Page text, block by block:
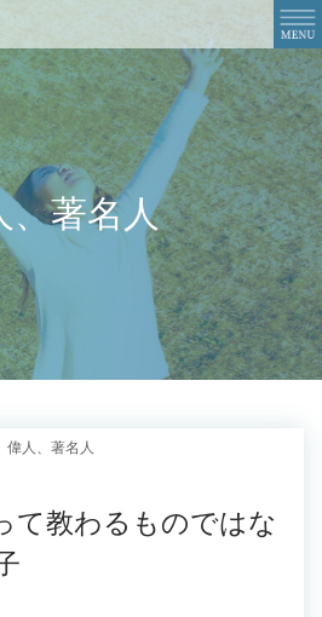
、著名人
偉人、著名人
て教わるものではな